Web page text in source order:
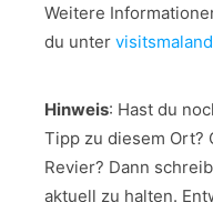
Weitere
du unter
Hinweis: Hast du
Tipp zu diesem Ort?
Revier? Dann
aktuell zu halten.